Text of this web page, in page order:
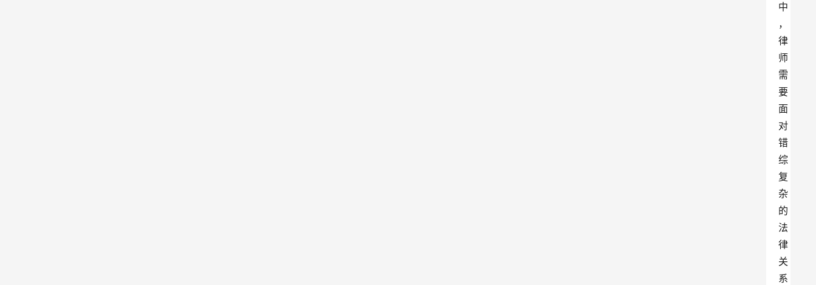
中
，
律
师
需
要
面
对
错
综
复
杂
的
法
律
关
系